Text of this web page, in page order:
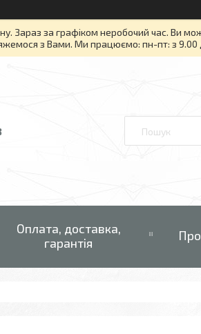
Зараз за графіком неробочий час. Ви
з Вами. Ми працюємо: пн-пт: з 9.00
Оплата, доставка,
гарантія